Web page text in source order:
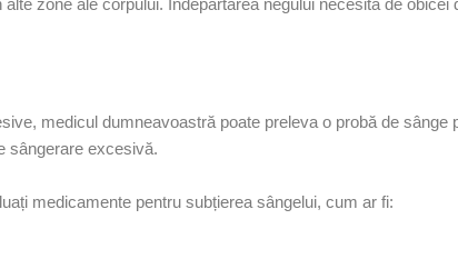
medicul dumneavoastră poate preleva o probă de sânge
sângerare excesivă.
medicamente pentru subțierea sângelui, cum ar fi: